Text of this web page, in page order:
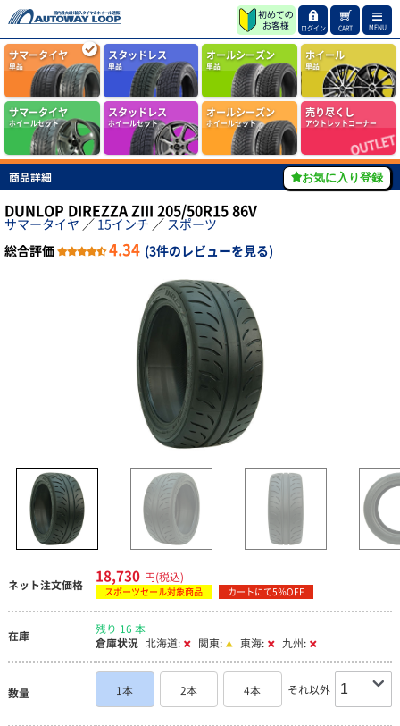
ログイン CART MENU
サマータイヤ
単品
スタッドレス
単品
オールシーズン
単品
ホイール
単品
サマータイヤ
ホイールセット
スタッドレス
ホイールセット
オールシーズン
ホイールセット
売り尽くし
アウトレットコーナー
商品詳細 お気に入り登録
DUNLOP DIREZZA ZIII 205/50R15 86V
サマータイヤ ／ 15インチ ／ スポーツ
総合評価
4.34 (3件のレビューを見る)
ネット注文価格 18,730 円(税込)
スポーツセール対象商品 カートにて5％OFF
在庫
残り 16 本
倉庫状況 北海道: 関東: 東海: 九州:
数量 1本 2本 4本 それ以外